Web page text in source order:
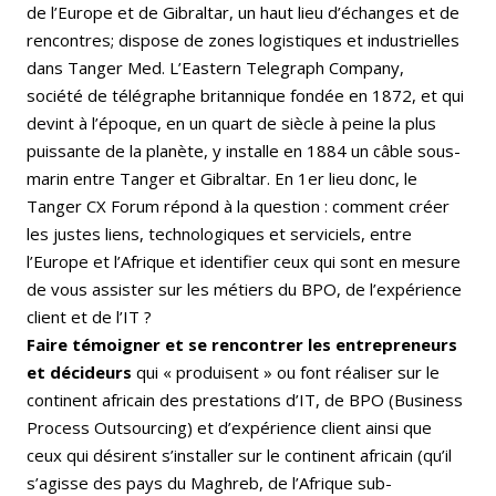
de l’Europe et de Gibraltar, un haut lieu d’échanges et de
rencontres; dispose de zones logistiques et industrielles
dans Tanger Med. L’Eastern Telegraph Company,
société de télégraphe britannique fondée en 1872, et qui
devint à l’époque, en un quart de siècle à peine la plus
puissante de la planète, y installe en 1884 un câble sous-
marin entre Tanger et Gibraltar. En 1er lieu donc, le
Tanger CX Forum répond à la question : comment créer
les justes liens, technologiques et serviciels, entre
l’Europe et l’Afrique et identifier ceux qui sont en mesure
de vous assister sur les métiers du BPO, de l’expérience
client et de l’IT ?
Faire témoigner et se rencontrer les entrepreneurs
et décideurs qui « produisent » ou font réaliser sur le
continent africain des prestations d’IT, de BPO (Business
Process Outsourcing) et d’expérience client ainsi que
ceux qui désirent s’installer sur le continent africain (qu’il
s’agisse des pays du Maghreb, de l’Afrique sub-